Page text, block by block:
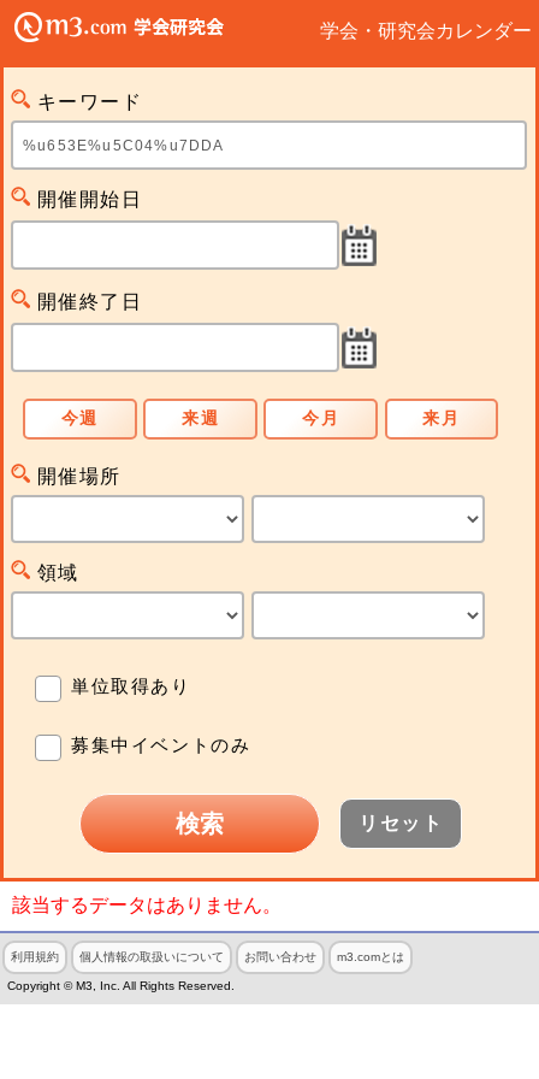
学会・研究会カレンダー
キーワード
開催開始日
開催終了日
今週 来週 今月 来月
開催場所
領域
単位取得あり
募集中イベントのみ
リセット
該当するデータはありません。
利用規約 個人情報の取扱いについて お問い合わせ m3.comとは
Copyright © M3, Inc. All Rights Reserved.